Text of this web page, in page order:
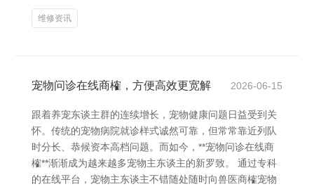
维修资讯
宠物问诊在线商榷，方便高效更宽解 2026-06-15
跟着养宠东谈主群的连续增长，宠物健康问题日益受到关
怀。传统的宠物病院就诊样式诚然可靠，但常常靠近列队
时分长、恭候资本高档问题。而如今，**宠物问诊在线商
榷**渐渐成为越来越多宠物主东谈主的新罗致。 通过专科
的在线平台，宠物主东谈主不错随处随时向兽医商榷宠物